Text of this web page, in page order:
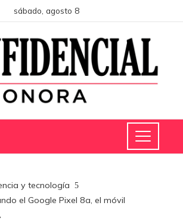
sábado, agosto 8
y tecnología
el Google Pixel 8a, el móvil